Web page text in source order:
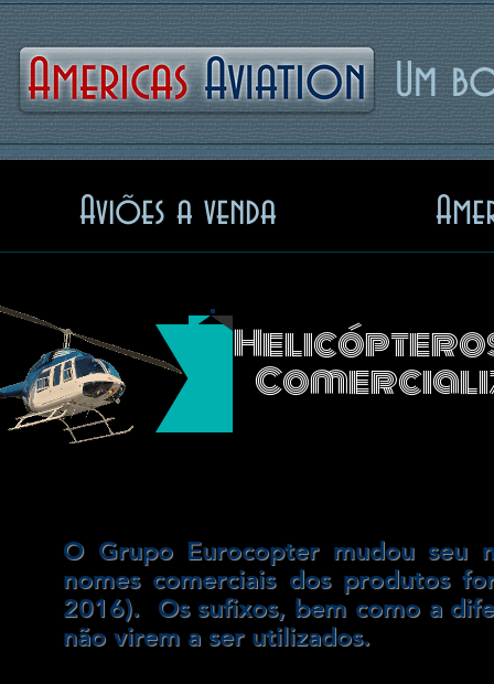
Americas Aviation Um
O Grupo Eurocopter mudou seu
nomes comerciais dos produtos
2016). Os sufixos, bem como a
não virem a ser utilizados.
Aviões a venda